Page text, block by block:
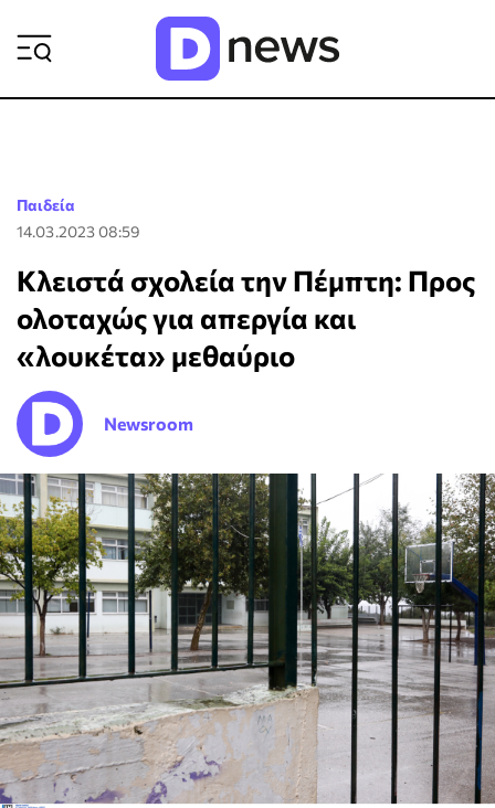
Παιδεία
14.03.2023 08:59
Κλειστά σχολεία την Πέμπτη: Προς
ολοταχώς για απεργία και
«λουκέτα» μεθαύριο
Newsroom